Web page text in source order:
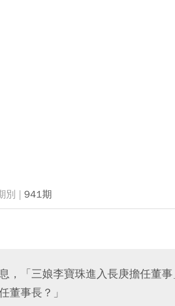
941期
，「三娘李寶珠進入長庚擔任董
董事長？」